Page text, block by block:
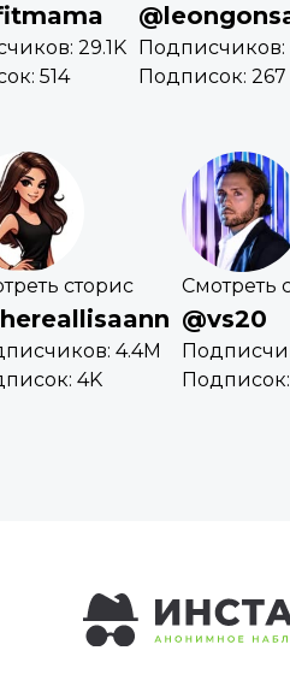
29.1K
514
Подписчиков:
Подписок: 267
сторис
4.4M
4K
Смотреть
@vs20